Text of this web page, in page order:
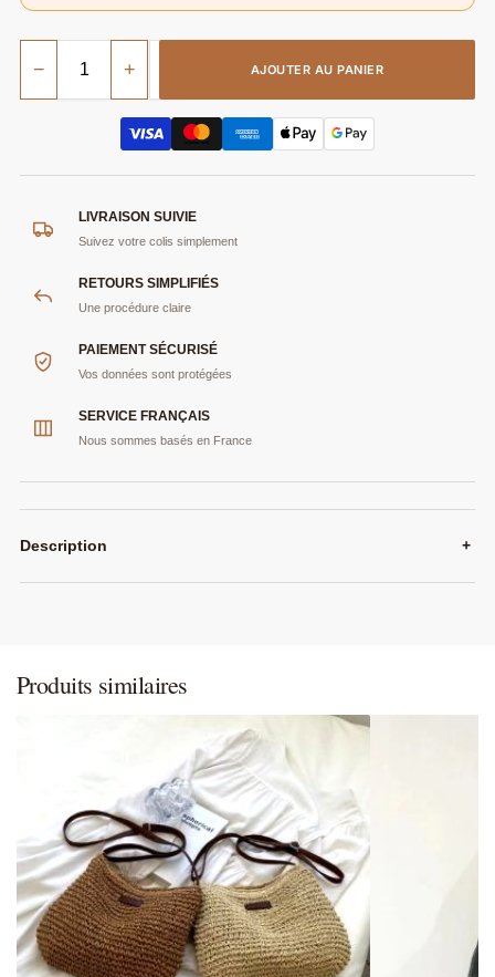
− + AJOUTER AU PANIER
LIVRAISON SUIVIE
Suivez votre colis simplement
RETOURS SIMPLIFIÉS
Une procédure claire
PAIEMENT SÉCURISÉ
Vos données sont protégées
SERVICE FRANÇAIS
Nous sommes basés en France
Description +
Produits similaires